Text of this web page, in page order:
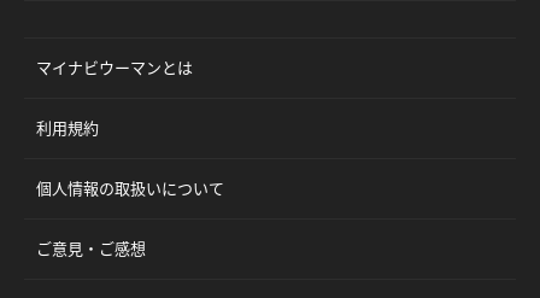
マイナビウーマンとは
利用規約
個人情報の取扱いについて
ご意見・ご感想